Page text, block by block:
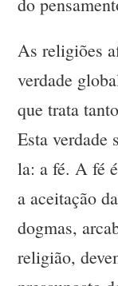
do
As religiões
verdade
que trata
Esta verdade
la: a fé. A fé
a aceitação
dogmas,
religião,